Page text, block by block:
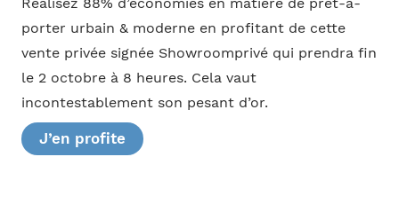
Réalisez 88% d’économies en matière de prêt-à-
porter urbain & moderne en profitant de cette
vente privée signée Showroomprivé qui prendra fin
le 2 octobre à 8 heures. Cela vaut
incontestablement son pesant d’or.
J’en profite